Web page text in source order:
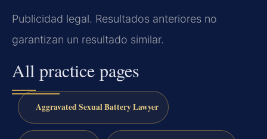
Publicidad legal. Resultados anteriores no
garantizan un resultado similar.
All practice pages
Aggravated Sexual Battery Lawyer